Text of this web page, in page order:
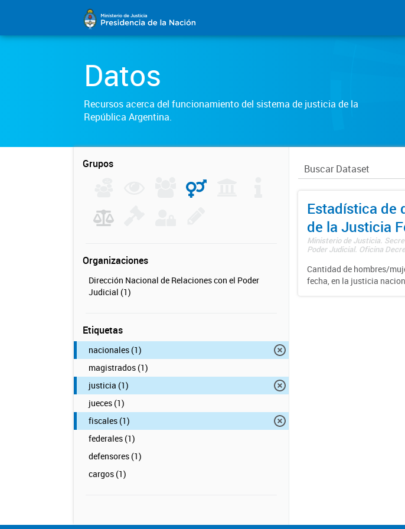
Datos
Recursos acerca del funcionamiento del sistema de justicia de la
República Argentina.
Grupos
Organizaciones
Dirección Nacional de Relaciones con el Poder
Judicial (1)
Etiquetas
nacionales (1)
magistrados (1)
justicia (1)
jueces (1)
fiscales (1)
federales (1)
defensores (1)
cargos (1)
Estadística de
de la Justicia
Ministerio de Justicia.
Poder Judicial. Oficina
Cantidad de hombres/
fecha, en la justicia